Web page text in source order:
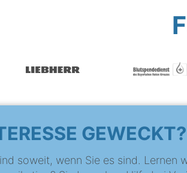
GEWECKT?
soweit, wenn Sie es sind. Lernen